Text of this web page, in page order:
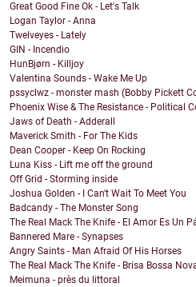
Great Good Fine Ok - Let's Talk
Logan Taylor - Anna
Twelveyes - Lately
GIN - Incendio
HunBjørn - Killjoy
Valentina Sounds - Wake Me Up
pssyclwz - monster mash (Bobby Pickett
Phoenix Wise & The Resistance - Political
Jaws of Death - Adderall
Maverick Smith - For The Kids
Dean Cooper - Keep On Rocking
Luna Kiss - Lift me off the ground
Off Grid - Storming inside
Joshua Golden - I Can't Wait To Meet You
Badcandy - The Monster Song
The Real Mack The Knife - El Amor Es Un
Bannered Mare - Synapses
Angry Saints - Man Afraid Of His Horses
The Real Mack The Knife - Brisa Bossa
Meimuna - près du littoral